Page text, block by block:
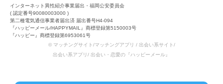
インターネット異性紹介事業届出・福岡公安委員会
( 認定番号90080003000 )
第二種電気通信事業者届出済 届出番号H4-094
『ハッピーメール/HAPPYMAIL』商標登録第5150003号
『ハッピー』商標登録第6953061号
© マッチングサイト/マッチングアプリ / 出会い系サイト/
出会い系アプリ/ 出会い・恋愛の『ハッピーメール』